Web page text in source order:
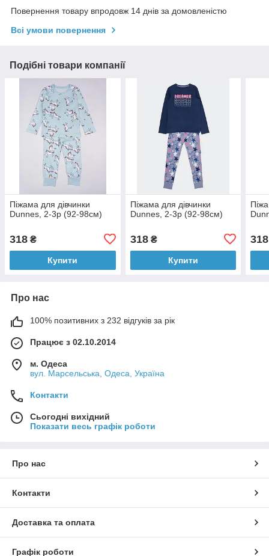
Повернення товару впродовж 14 днів за домовленістю
Всі умови повернення
Подібні товари компанії
Піжама для дівчинки
Dunnes, 2-3р (92-98см)
318 ₴
Купити
Піжама для дівчинки
Dunnes, 2-3р (92-98см)
318₴
Купити
318
Про нас
100% позитивних з 232 відгуків за рік
Працює з 02.10.2014
м. Одеса
вул. Марсельська, Одеса, Україна
Контакти
Сьогодні вихідний
Показати весь графік роботи
Про нас
Контакти
Доставка та оплата
Графік роботи